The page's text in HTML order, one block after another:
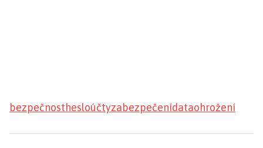
bezpečnosthesloúčtyzabezpečenídataohrožení